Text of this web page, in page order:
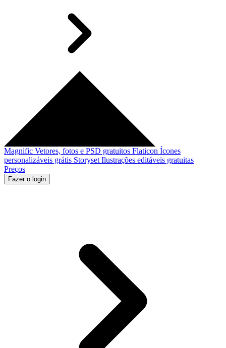
Magnific Vetores, fotos e PSD gratuitos Flaticon Ícones
personalizáveis grátis Storyset Ilustrações editáveis gratuitas
Preços
Fazer o login